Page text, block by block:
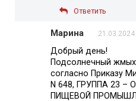
Ответить
Марина
Добрый день!
Подсолнечный
согласно Приказу
N 648, ГРУППА 23 –
ПИЩЕВОЙ